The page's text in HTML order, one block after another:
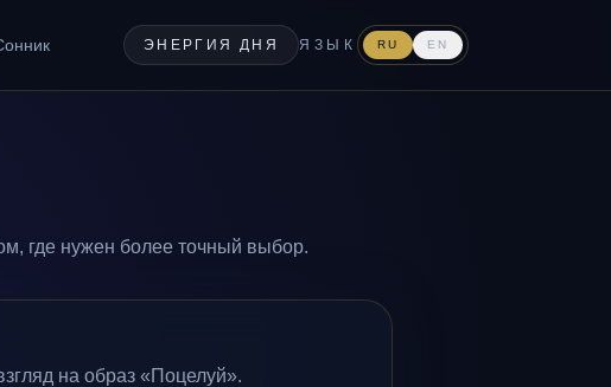
ЭНЕРГИЯ ДНЯ ЯЗЫК RU EN
где нужен более точный выбор.
на образ «Поцелуй».